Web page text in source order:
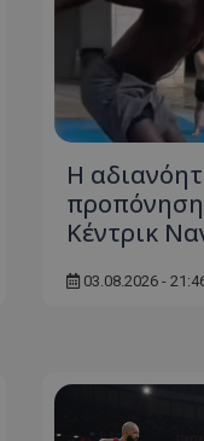
Η
Κέντρικ
03.08.2026 -